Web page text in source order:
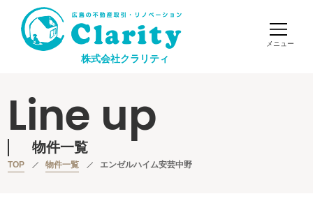
株式会社クラリティ
Line up
物件一覧
TOP 物件一覧 エンゼルハイム安芸中野